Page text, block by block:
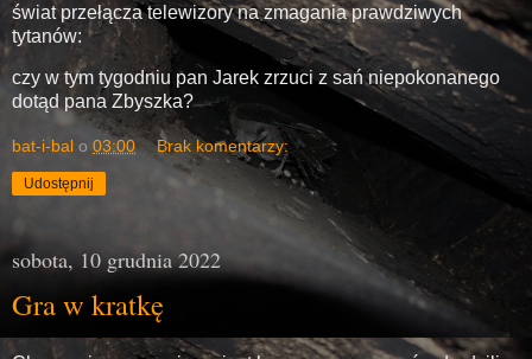
świat przełącza telewizory na zmagania prawdziwych
tytanów:
czy w tym tygodniu pan Jarek zrzuci z sań niepokonanego
dotąd pana Zbyszka?
bat-i-bal o 03:00 Brak komentarzy:
Udostępnij
sobota, 10 grudnia 2022
Gra w kratkę